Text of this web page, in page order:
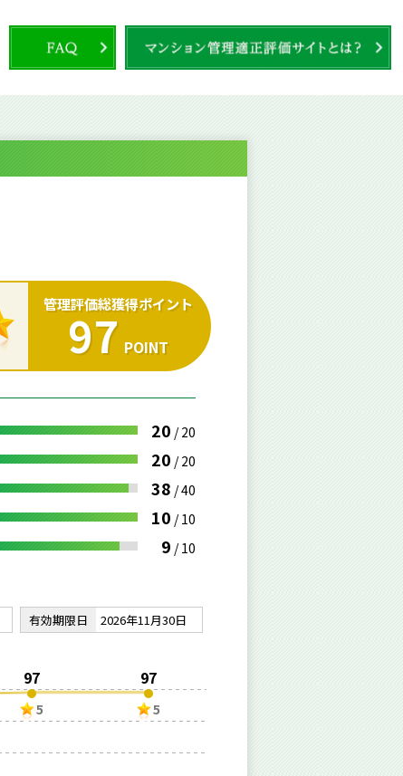
管理評価総獲得ポイント
97 POINT
20 / 20
20 / 20
38 /40
10 / 10
9 / 10
有効期限日 2026年11月30日
97
5
97
5